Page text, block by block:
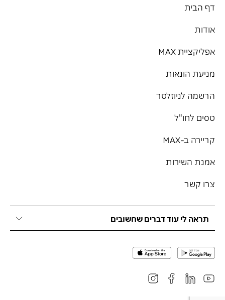
דף הבית
אודות
אפליקציית MAX
מניעת הונאות
הרשמה לניוזלטר
טסים לחו"ל
קריירה ב-MAX
אמנת השירות
צרו קשר
תראה לי עוד דברים שחשובים